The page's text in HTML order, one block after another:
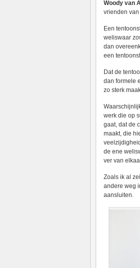
Woody van
vrienden
Een
weliswaar
dan
een
Dat de
dan formele
zo sterk
werk die op
gaat, dat de
maakt, die
de ene
ver van
Zoals ik al
andere weg
aansluiten.